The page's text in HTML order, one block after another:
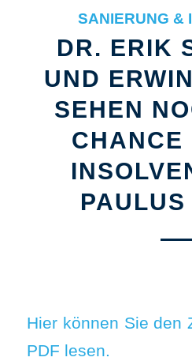
SANIERUNG &
DR. ERIK
UND
SEHEN
CHANCE
PAULUS
Hier können Sie den
PDF lesen.